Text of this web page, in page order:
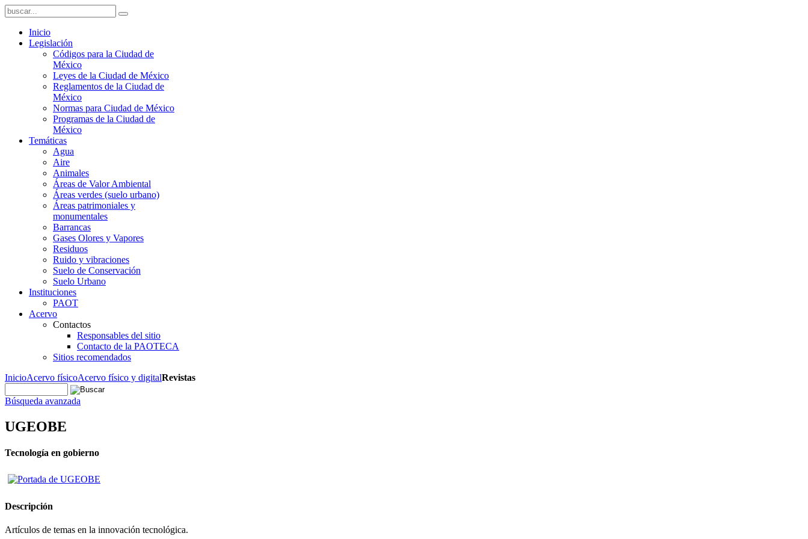
Inicio
Legislación
Códigos para la Ciudad de
México
Leyes de la Ciudad de México
Reglamentos de la Ciudad de
México
Normas para Ciudad de México
Programas de la Ciudad de
México
Temáticas
Agua
Aire
Animales
Áreas de Valor Ambiental
Áreas verdes (suelo urbano)
Áreas patrimoniales y
monumentales
Barrancas
Gases Olores y Vapores
Residuos
Ruido y vibraciones
Suelo de Conservación
Suelo Urbano
Instituciones
PAOT
Acervo
Contactos
Responsables del sitio
Contacto de la PAOTECA
Sitios recomendados
InicioAcervo físicoAcervo físico y digitalRevistas
Búsqueda avanzada
UGEOBE
Tecnología en gobierno
Descripción
Artículos de temas en la innovación tecnológica.